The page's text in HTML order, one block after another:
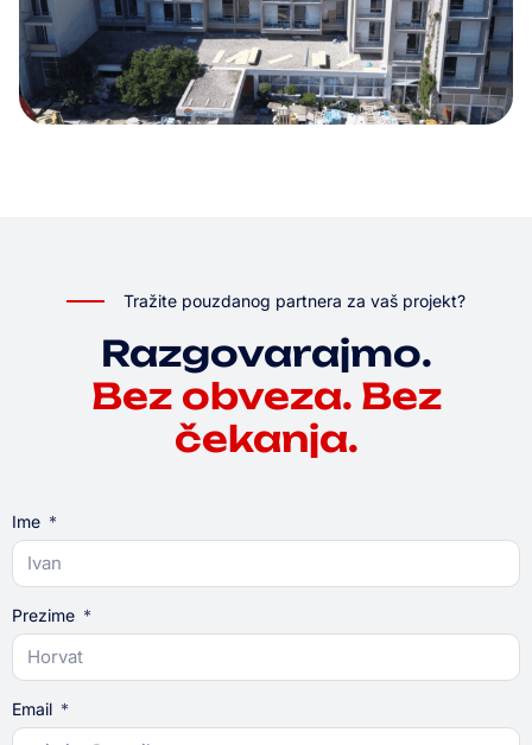
Tražite pouzdanog partnera za vaš projekt?
Razgovarajmo.
Bez obveza. Bez
čekanja.
Ime
Prezime
Email